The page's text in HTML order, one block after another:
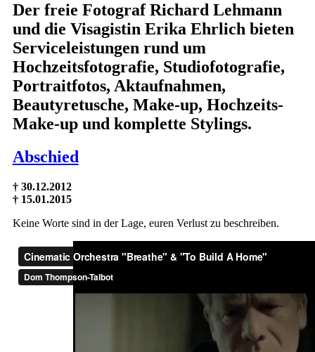
Der freie Fotograf Richard Lehmann
und die Visagistin Erika Ehrlich bieten
Serviceleistungen rund um
Hochzeitsfotografie, Studiofotografie,
Portraitfotos, Aktaufnahmen,
Beautyretusche, Make-up, Hochzeits-
Make-up und komplette Stylings.
Abschied
† 30.12.2012
† 15.01.2015
Keine Worte sind in der Lage, euren Verlust zu beschreiben.